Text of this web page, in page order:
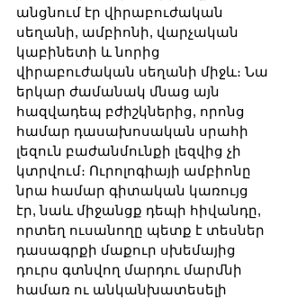
անցնում էր վիրաբուժական
սեղանի, ամբիոնի, վարչական
կաբինետի և նորից
վիրաբուժական սեղանի միջև։ Նա
երկար ժամանակ մնաց այն
հազվադեպ բժիշկներից, որոնց
համար դասախոսական սրահի
լեզուն բաժանմունքի լեզվից չի
կտրվում։ Ուրոլոգիայի ամբիոնը
նրա համար գիտական կառույց
էր, նաև միջանցք դեպի հիվանդը,
որտեղ ուսանողը պետք է տեսներ
դասագրքի մաքուր սխեմայից
դուրս գտնվող մարդու մարմնի
համառ ու անկանխատեսելի